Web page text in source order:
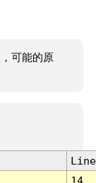
可能的原
Line
14